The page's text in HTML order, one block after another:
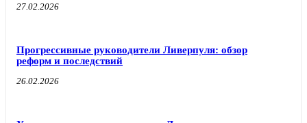
27.02.2026
Прогрессивные руководители Ливерпуля: обзор
реформ и последствий
26.02.2026